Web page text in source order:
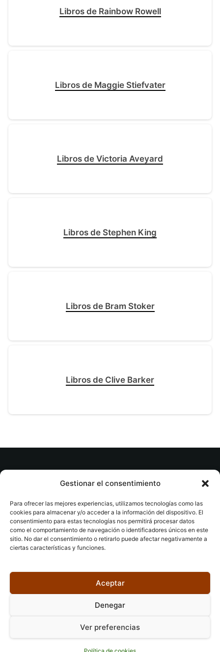
Gestionar el consentimiento
Para ofrecer las mejores experiencias, utilizamos tecnologías como las
cookies para almacenar y/o acceder a la información del dispositivo. El
consentimiento para estas tecnologías nos permitirá procesar datos
como el comportamiento de navegación o identificadores únicos en este
sitio. No dar el consentimiento o retirarlo puede afectar negativamente a
ciertas características y funciones.
Aceptar
Denegar
Ver preferencias
Libros de Rainbow Rowell
Libros de Maggie Stiefvater
Libros de Victoria Aveyard
Libros de Stephen King
Libros de Bram Stoker
Libros de Clive Barker
© tuslibrosvip.com · Todos los derechos
Aviso legal|Accesibilidad